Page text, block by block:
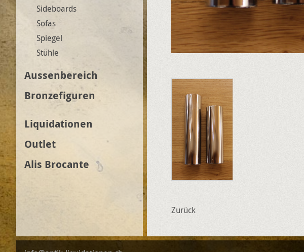
Zurück
Aussenbereich
Sideboards
Sofas
Spiegel
Stühle
Bronzefiguren
Liquidationen
Outlet
Alis Brocante